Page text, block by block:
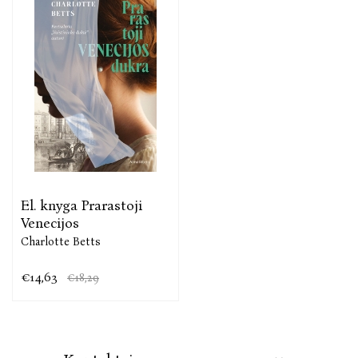
El. knyga Prarastoji
Venecijos
Charlotte Betts
€14,63 €18,29